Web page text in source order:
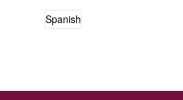
Spanish